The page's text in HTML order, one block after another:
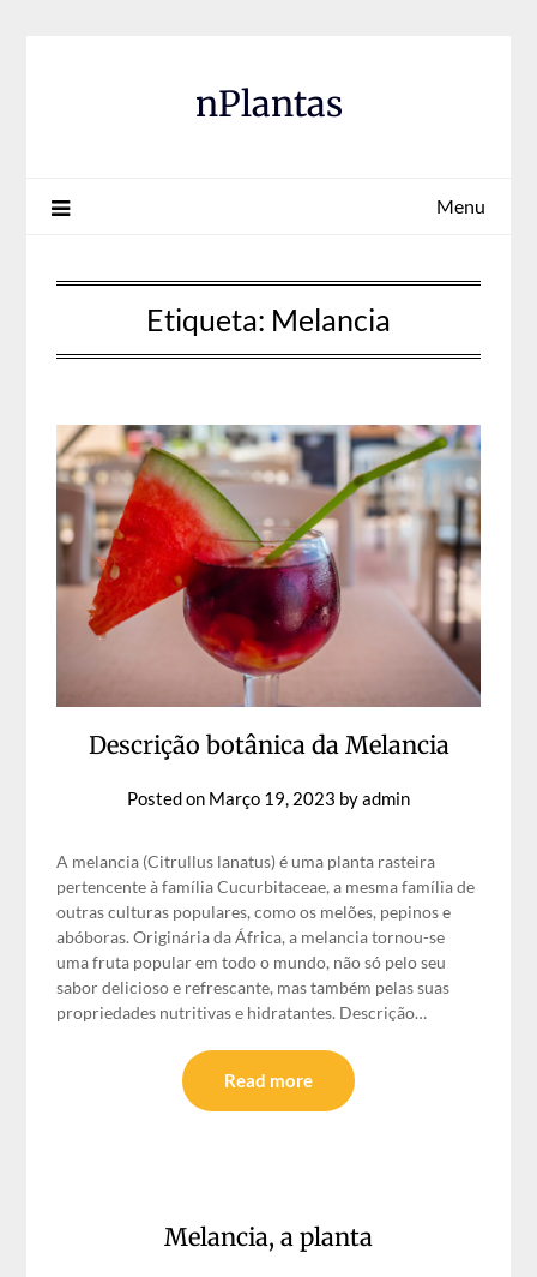
nPlantas
Menu
Etiqueta: Melancia
Descrição botânica da Melancia
Posted on Março 19, 2023 byadmin
A melancia (Citrullus lanatus) é uma planta rasteira
pertencente à família Cucurbitaceae, a mesma família de
outras culturas populares, como os melões, pepinos e
abóboras. Originária da África, a melancia tornou-se
uma fruta popular em todo o mundo, não só pelo seu
sabor delicioso e refrescante, mas também pelas suas
propriedades nutritivas e hidratantes. Descrição…
Read more
Melancia, a planta